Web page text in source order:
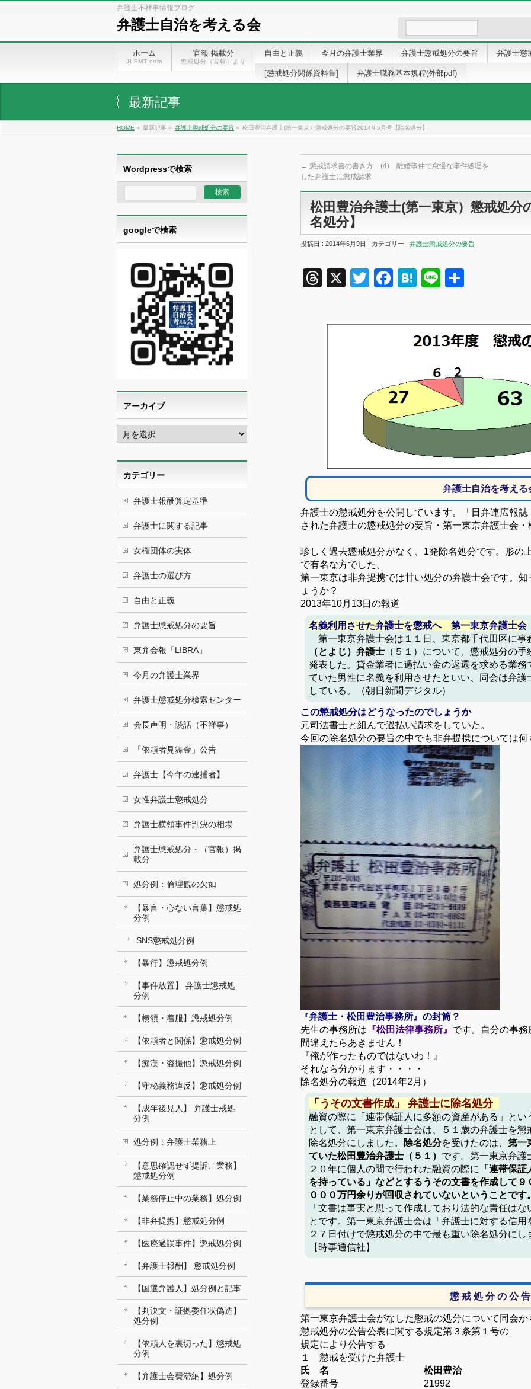
弁護士不祥事情報ブログ
弁護士自治を考える会
ホーム
JLFMT.com
官報 掲載分
懲戒処分（官報）より
自由と正義 今月の弁護士業界 弁護士懲戒処分の要旨 弁護士懲
[懲戒処分関係資料集] 弁護士職務基本規程(外部pdf)
最新記事
HOME » 最新記事 » 弁護士懲戒処分の要旨 » 松田豊治弁護士(第一東京）懲戒処分の要旨2014年5月号【除名処分】
← 懲戒請求書の書き方 (4) 離婚事件で怠慢な事件処理を
した弁護士に懲戒請求
松田豊治弁護士(第一東京）懲戒処分
名処分】
投稿日 : 2014年6月9日 | カテゴリー : 弁護士懲戒処分の要旨
Threads
X TwitterFacebook
Hatena
Line
弁護士自治を考える
弁護士の懲戒処分を公開しています。
「日弁連広報
された弁護士の懲戒処分の要旨・第一東京弁護士会
珍しく過去懲戒処分がなく、 1発除名処分です。 形の
で有名な方でした。
第一東京は非弁提携では甘い処分の弁護士会です。 知
ょうか？
2013年10月 13日の報道
名義利用させた弁護士を懲戒へ 第一東京弁護士会
第一東京弁護士会は１１日、東京都千代田区に事
（とよじ）弁護士 （５１）について、懲戒処分の
発表 した。貸金業者に過払い金の返還を求める業
ていた男性に名義を利用させたといい、同会は弁護
している。
（朝日新聞デジタル）
この懲戒処分はどうなったのでしょうか
元司法書士と組んで過払い請求をしていた。
今回の除名処分の要旨の中でも非弁提携については
『弁護士・松田豊治事務所』の封筒？
先生の事務所は 『松田法律事務所』 です。自分の事務
間違えたらあきません！
『俺が作ったものではないわ！』
それなら分かります・・・・
除名処分の報道（2014年2 月）
「うその文書作成」 弁護士に除名処分
融資の際に「連帯保証人に多額の資産がある」と
として、第一東京弁護士会は、５１歳の弁護士を
除名処分にしました。 除名処分を受けたのは、第一
ていた松田豊治弁護士（５１） です。第一東京弁護
２０年に個人の間で行われた融資の際に
「連帯保
を持っている」などとするうその文書を作成して
０００万円余りが回収されていないということです
「文書は事実と思って作成しており法的な責任は
とです。第一東京弁護士会は「弁護士に対する信用
２７日付けで懲戒処分の中で最も重い除名処分にし
【時事通信社】
懲 戒 処 分 の 公 告
第一東京弁護士会がなした懲戒の処分について同会
懲戒処分の公告公表に関する規定第３条第１号の
規定により公告する
１ 懲戒を受けた弁護士
氏 名 松田豊治
登録番号 21992
Wordpressで検索
googleで検索
アーカイブ
ア
ー
イ
ブカテゴリー
弁護士報酬算定基準
弁護士に関する記事
女権団体の実体
弁護士の選び方
自由と正義
弁護士懲戒処分の要旨
東弁会報「LIBRA」
今月の弁護士業界
弁護士懲戒処分検索センター
会長声明・談話（不祥事）
「依頼者見舞金」公告
弁護士【今年の逮捕者】
女性弁護士懲戒処分
弁護士横領事件判決の相場
弁護士懲戒処分・（官報）掲
載分
処分例：倫理観の欠如
【暴言・心ない言葉】懲戒処
分例
SNS懲戒処分例
【暴行】懲戒処分例
【事件放置】 弁護士懲戒処
分例
【横領・着服】懲戒処分例
【依頼者と関係】懲戒処分例
【痴漢・盗撮他】懲戒処分例
【守秘義務違反】懲戒処分例
【成年後見人】 弁護士戒処
分例
処分例：弁護士業務上
【意思確認せず提訴、業務】
懲戒処分例
【業務停止中の業務】処分例
【非弁提携】懲戒処分例
【医療過誤事件】懲戒処分例
【弁護士報酬】 懲戒処分例
【国選弁護人】処分例と記事
【判決文・証拠委任状偽造】
処分例
【依頼人を裏切った】懲戒処
分例
【弁護士会費滞納】処分例